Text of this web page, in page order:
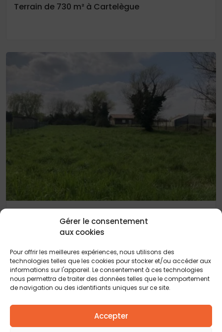
Gérer le consentement
aux cookies
Pour offrir les meilleures expériences, nous utilisons des
technologies telles que les cookies pour stocker et/ou accéder aux
informations sur l'appareil. Le consentement à ces technologies
nous permettra de traiter des données telles que le comportement
de navigation ou des identifiants uniques sur ce site.
Accepter
Terrain de 730 m² à Cartelègue
Terrain de 1181 m² à Cartelègue